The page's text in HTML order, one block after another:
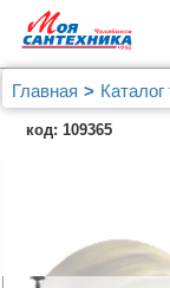
Главная Каталог
Bagno &
Крючок Bagno
код: 109365